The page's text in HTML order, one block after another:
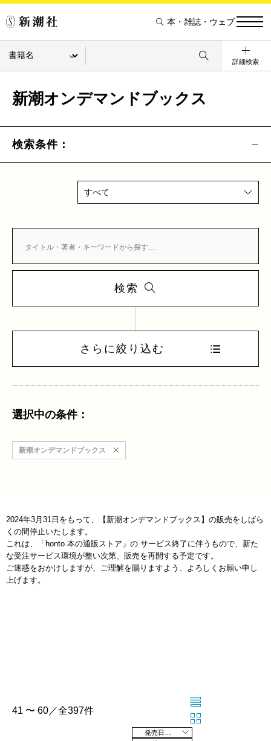
本・雑誌・ウェブ
詳細検索
新潮オンデマンドブックス
検索条件：
すべて
検索
さらに絞り込む
選択中の条件：
新潮オンデマンドブックス
2024年3月31日をもって、【新潮オンデマンドブックス】の販売をしばら
くの間停止いたします。
これは、「honto 本の通販ストア」の サービス終了に伴うもので、新た
な受注サービス環境が整い次第、販売を再開する予定です。
ご迷惑をおかけしますが、ご理解を賜りますよう、よろしくお願い申し
上げます。
41 〜 60／全397件